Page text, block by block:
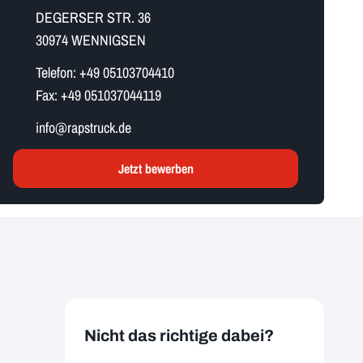
DEGERSER STR. 36
30974 WENNIGSEN
Telefon: +49 05103704410
Fax: +49 051037044119
i​n​f​o​@rapstruck.de
Jetzt bewerben
Nicht das richtige dabei?